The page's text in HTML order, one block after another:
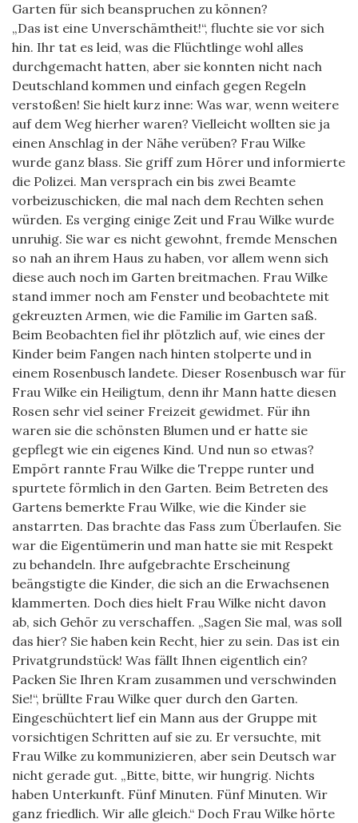
Garten für sich beanspruchen zu können?
„Das ist eine Unverschämtheit!“, fluchte sie vor sich
hin. Ihr tat es leid, was die Flüchtlinge wohl alles
durchgemacht hatten, aber sie konnten nicht nach
Deutschland kommen und einfach gegen Regeln
verstoßen! Sie hielt kurz inne: Was war, wenn weitere
auf dem Weg hierher waren? Vielleicht wollten sie ja
einen Anschlag in der Nähe verüben? Frau Wilke
wurde ganz blass. Sie griff zum Hörer und informierte
die Polizei. Man versprach ein bis zwei Beamte
vorbeizuschicken, die mal nach dem Rechten sehen
würden. Es verging einige Zeit und Frau Wilke wurde
unruhig. Sie war es nicht gewohnt, fremde Menschen
so nah an ihrem Haus zu haben, vor allem wenn sich
diese auch noch im Garten breitmachen. Frau Wilke
stand immer noch am Fenster und beobachtete mit
gekreuzten Armen, wie die Familie im Garten saß.
Beim Beobachten fiel ihr plötzlich auf, wie eines der
Kinder beim Fangen nach hinten stolperte und in
einem Rosenbusch landete. Dieser Rosenbusch war für
Frau Wilke ein Heiligtum, denn ihr Mann hatte diesen
Rosen sehr viel seiner Freizeit gewidmet. Für ihn
waren sie die schönsten Blumen und er hatte sie
gepflegt wie ein eigenes Kind. Und nun so etwas?
Empört rannte Frau Wilke die Treppe runter und
spurtete förmlich in den Garten. Beim Betreten des
Gartens bemerkte Frau Wilke, wie die Kinder sie
anstarrten. Das brachte das Fass zum Überlaufen. Sie
war die Eigentümerin und man hatte sie mit Respekt
zu behandeln. Ihre aufgebrachte Erscheinung
beängstigte die Kinder, die sich an die Erwachsenen
klammerten. Doch dies hielt Frau Wilke nicht davon
ab, sich Gehör zu verschaffen. „Sagen Sie mal, was soll
das hier? Sie haben kein Recht, hier zu sein. Das ist ein
Privatgrundstück! Was fällt Ihnen eigentlich ein?
Packen Sie Ihren Kram zusammen und verschwinden
Sie!“, brüllte Frau Wilke quer durch den Garten.
Eingeschüchtert lief ein Mann aus der Gruppe mit
vorsichtigen Schritten auf sie zu. Er versuchte, mit
Frau Wilke zu kommunizieren, aber sein Deutsch war
nicht gerade gut. „Bitte, bitte, wir hungrig. Nichts
haben Unterkunft. Fünf Minuten. Fünf Minuten. Wir
ganz friedlich. Wir alle gleich.“ Doch Frau Wilke hörte